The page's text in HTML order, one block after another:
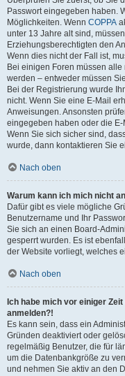
Passwort eingegeben haben.
Möglichkeiten. Wenn COPPA
unter 13 Jahre alt sind,
Erziehungsberechtigten den
Wenn dies nicht der Fall ist,
Bei einigen Foren müssen
werden – entweder müssen
Bei der Registrierung wurde
nicht. Wenn Sie eine E-Mail
Anweisungen. Ansonsten
eingegeben haben oder die
Wenn Sie sich sicher sind,
wurde, dann kontaktieren Sie
Nach oben
Warum kann ich mich nicht
Dafür gibt es viele mögliche
Benutzername und Ihr
Sie sich an einen Board-
gesperrt wurden. Es ist
der Website vorliegt, welches
Nach oben
Ich habe mich vor einiger
anmelden?!
Es kann sein, dass ein
Gründen deaktiviert oder
regelmäßig Benutzer, die für
um die Datenbankgröße zu
und nehmen Sie aktiv an den